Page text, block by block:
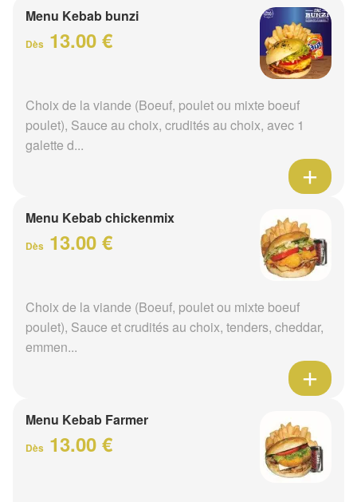
Menu Kebab bunzi
Dès 13.00 €
Choix de la viande (Boeuf, poulet ou mixte boeuf
poulet), Sauce au choix, crudités au choix, avec 1
galette d...
Menu Kebab chickenmix
Dès 13.00 €
Choix de la viande (Boeuf, poulet ou mixte boeuf
poulet), Sauce et crudités au choix, tenders, cheddar,
emmen...
Menu Kebab Farmer
Dès 13.00 €